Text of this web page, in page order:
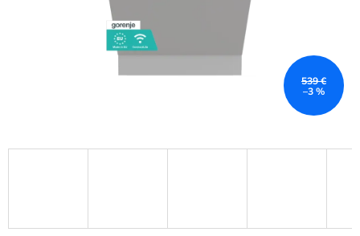
539 €
–3 %